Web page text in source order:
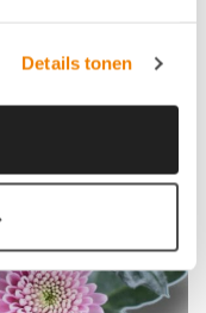
Details tonen